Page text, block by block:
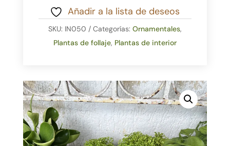
Añadir a la lista de deseos
SKU: IN050 Categorías: Ornamentales,
Plantas de follaje, Plantas de interior